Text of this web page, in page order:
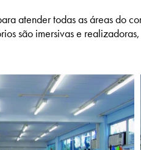
atender todas as áreas do
são imersivas e